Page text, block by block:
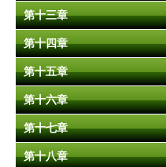
第十三章
第十四章
第十五章
第十六章
第十七章
第十八章